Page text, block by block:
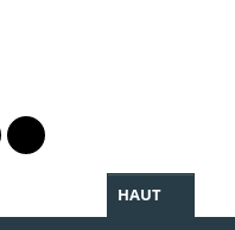
Linkedin
le profil Facebook
vers le profil Twitter
Partager par WhatsApp
HAUT